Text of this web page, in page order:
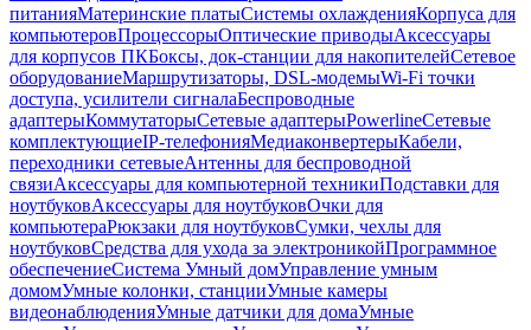
питанияМатеринские платыСистемы охлажденияКорпуса для
компьютеровПроцессорыОптические приводыАксессуары
для корпусов ПКБоксы, док-станции для накопителейСетевое
оборудованиеМаршрутизаторы, DSL-модемыWi-Fi точки
доступа, усилители сигналаБеспроводные
адаптерыКоммутаторыСетевые адаптерыPowerlineСетевые
комплектующиеIP-телефонияМедиаконвертерыКабели,
переходники сетевыеАнтенны для беспроводной
связиАксессуары для компьютерной техникиПодставки для
ноутбуковАксессуары для ноутбуковОчки для
компьютераРюкзаки для ноутбуковСумки, чехлы для
ноутбуковСредства для ухода за электроникойПрограммное
обеспечениеСистема Умный домУправление умным
домомУмные колонки, станцииУмные камеры
видеонаблюденияУмные датчики для домаУмные